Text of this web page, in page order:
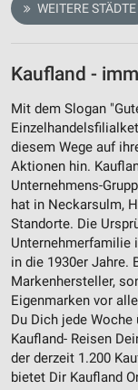
WEITERE STÄDTE
Kaufland -
Mit dem Slogan
diesem Wege auf
Aktionen hin.
Unternehmens-
hat in Neckarsulm,
Standorte. Die
Unternehmerfamilie
in die 1930er Jahre.
Markenhersteller,
Eigenmarken vor
Du Dich jede
Kaufland- Reisen
der derzeit 1.200
bietet Dir Kaufland